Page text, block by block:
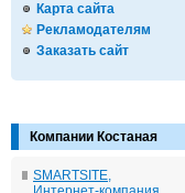
Карта сайта
Рекламодателям
Заказать сайт
Компании Костаная
SMARTSITE,